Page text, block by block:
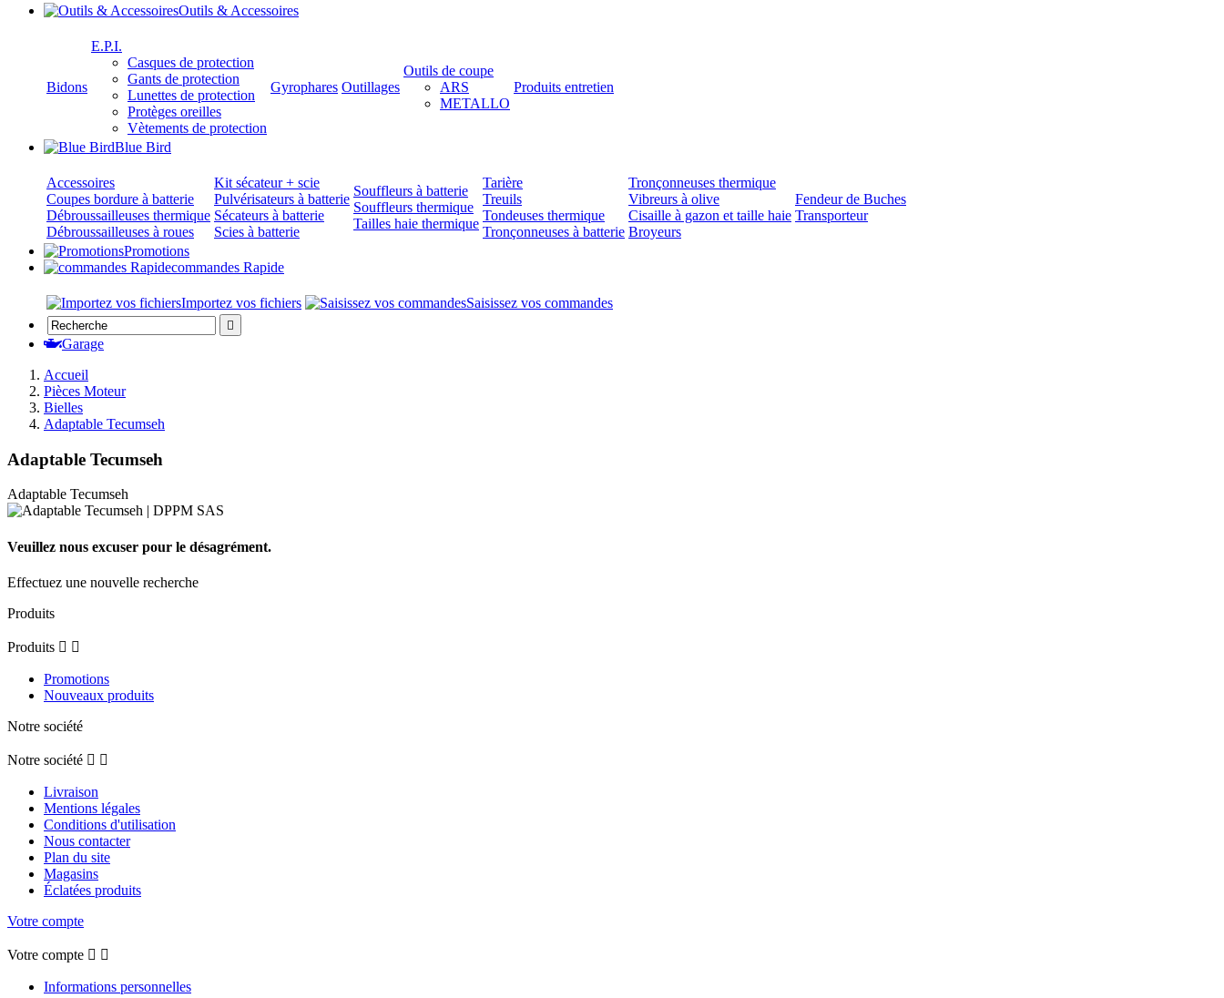
Outils & Accessoires
Bidons
E.P.I.
Casques de protection
Gants de protection
Lunettes de protection
Protèges oreilles
Vètements de protection
Gyrophares Outillages
Outils de coupe
ARS
METALLO
Produits entretien
Blue Bird
Accessoires
Coupes bordure à batterie
Débroussailleuses thermique
Débroussailleuses à roues
Kit sécateur + scie
Pulvérisateurs à batterie
Sécateurs à batterie
Scies à batterie
Souffleurs à batterie
Souffleurs thermique
Tailles haie thermique
Tarière
Treuils
Tondeuses thermique
Tronçonneuses à batterie
Tronçonneuses thermique
Vibreurs à olive
Cisaille à gazon et taille haie
Broyeurs
Fendeur de Buches
Transporteur
Promotions
commandes Rapide
Importez vos fichiers Saisissez vos commandes

Garage
Accueil
Pièces Moteur
Bielles
Adaptable Tecumseh
Adaptable Tecumseh
Adaptable Tecumseh
Veuillez nous excuser pour le désagrément.
Effectuez une nouvelle recherche
Produits
Produits  
Promotions
Nouveaux produits
Notre société
Notre société  
Livraison
Mentions légales
Conditions d'utilisation
Nous contacter
Plan du site
Magasins
Éclatées produits
Votre compte
Votre compte  
Informations personnelles